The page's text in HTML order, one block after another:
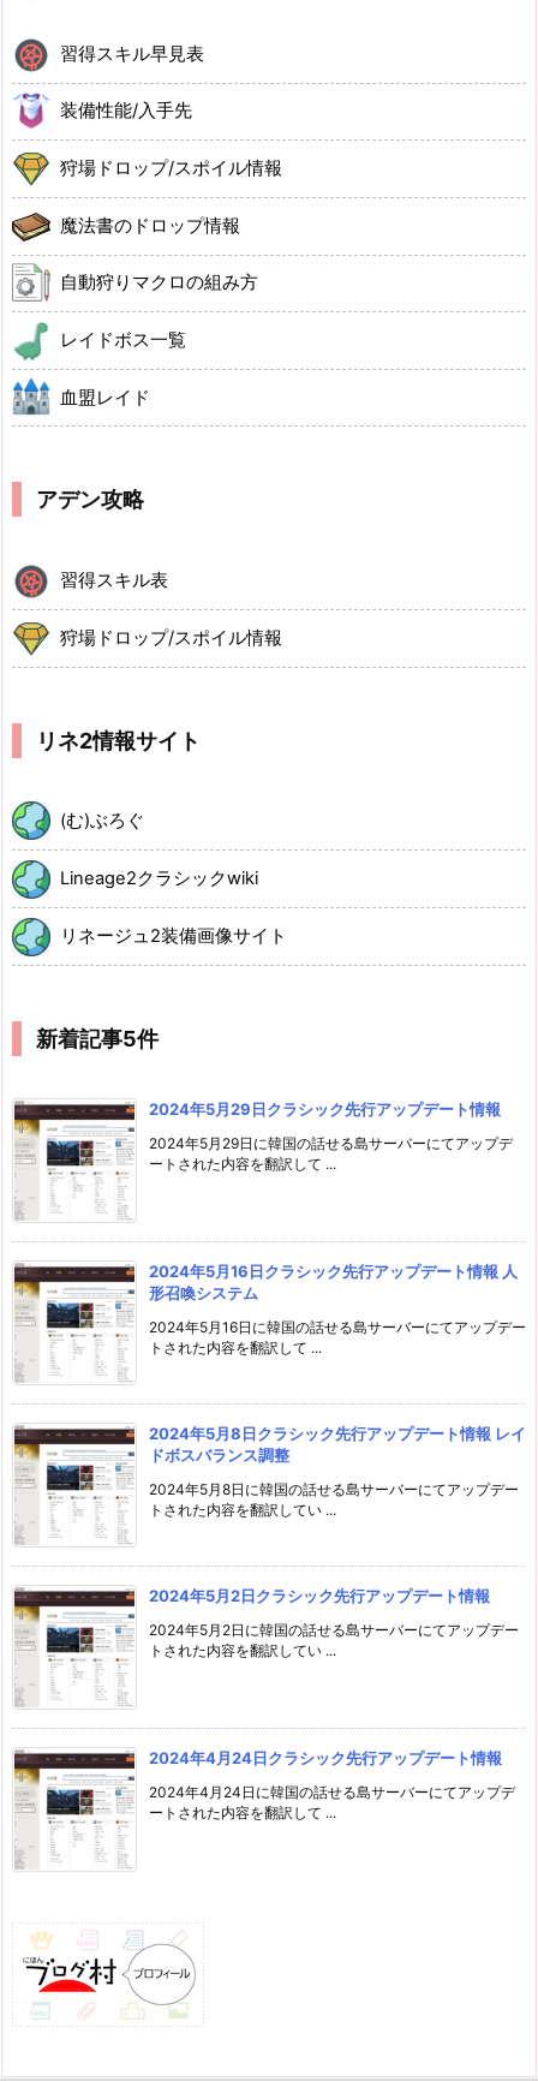
習得スキル早見表
装備性能/入手先
狩場ドロップ/スポイル情報
魔法書のドロップ情報
自動狩りマクロの組み方
レイドボス一覧
血盟レイド
アデン攻略
習得スキル表
狩場ドロップ/スポイル情報
リネ2情報サイト
(む)ぶろぐ
Lineage2クラシックwiki
リネージュ2装備画像サイト
新着記事5件
2024年5月29日クラシック先行アップデート情報
2024年5月29日に韓国の話せる島サーバーにてアップデ
ートされた内容を翻訳して ...
2024年5月16日クラシック先行アップデート情報 人
形召喚システム
2024年5月16日に韓国の話せる島サーバーにてアップデー
トされた内容を翻訳して ...
2024年5月8日クラシック先行アップデート情報 レイ
ドボスバランス調整
2024年5月8日に韓国の話せる島サーバーにてアップデー
トされた内容を翻訳してい ...
2024年5月2日クラシック先行アップデート情報
2024年5月2日に韓国の話せる島サーバーにてアップデー
トされた内容を翻訳してい ...
2024年4月24日クラシック先行アップデート情報
2024年4月24日に韓国の話せる島サーバーにてアップデ
ートされた内容を翻訳して ...